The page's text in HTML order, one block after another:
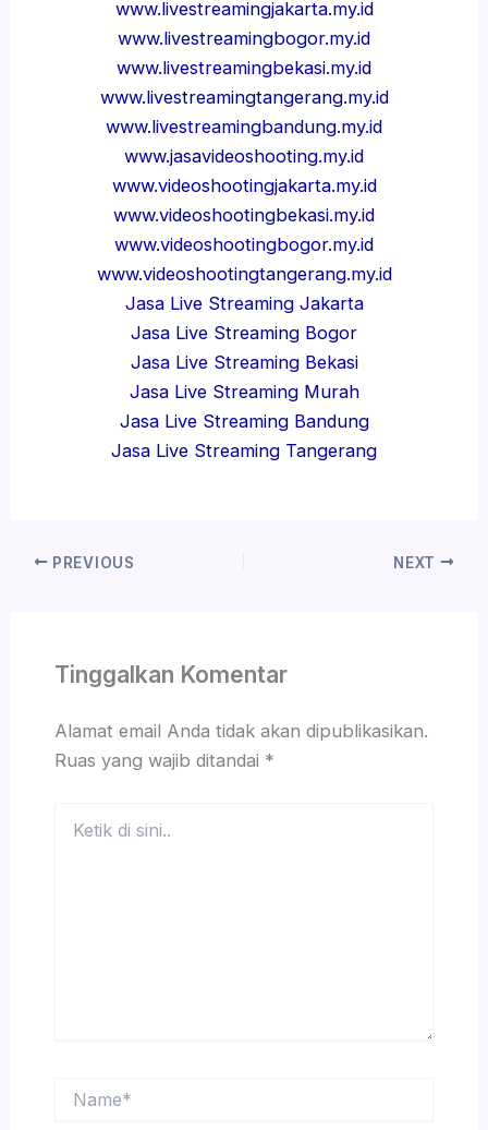
www.livestreamingjakarta.my.id
www.livestreamingbogor.my.id
www.livestreamingbekasi.my.id
www.livestreamingtangerang.my.id
www.livestreamingbandung.my.id
www.jasavideoshooting.my.id
www.videoshootingjakarta.my.id
www.videoshootingbekasi.my.id
www.videoshootingbogor.my.id
www.videoshootingtangerang.my.id
Jasa Live Streaming Jakarta
Jasa Live Streaming Bogor
Jasa Live Streaming Bekasi
Jasa Live Streaming Murah
Jasa Live Streaming Bandung
Jasa Live Streaming Tangerang
PREVIOUS NEXT
Tinggalkan Komentar
Alamat email Anda tidak akan dipublikasikan.
Ruas yang wajib ditandai *